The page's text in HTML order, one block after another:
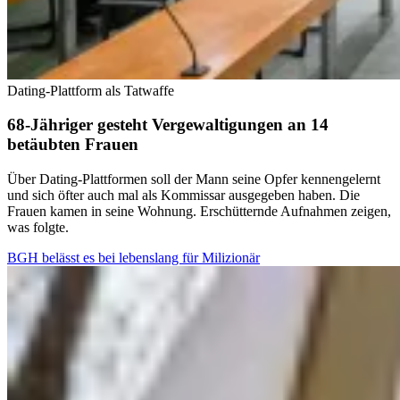
Dating-Plattform als Tatwaffe
68-Jähriger gesteht Vergewaltigungen an 14
betäubten Frauen
Über Dating-Plattformen soll der Mann seine Opfer kennengelernt
und sich öfter auch mal als Kommissar ausgegeben haben. Die
Frauen kamen in seine Wohnung. Erschütternde Aufnahmen zeigen,
was folgte.
BGH belässt es bei lebenslang für Milizionär